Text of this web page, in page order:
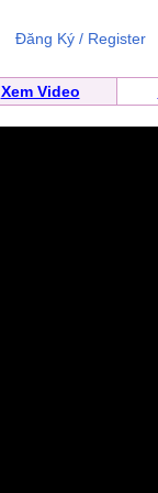
Đăng Ký / Register
Xem Video